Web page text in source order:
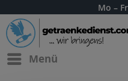
Mo –
Menü